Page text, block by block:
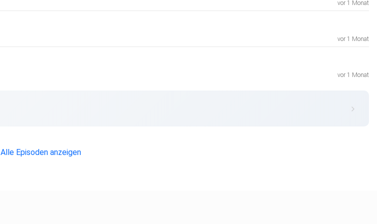
vor 1 Monat
vor 1 Monat
vor 1 Monat
Alle Episoden anzeigen